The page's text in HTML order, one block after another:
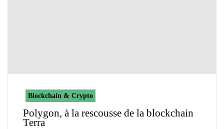
Blockchain & Crypto
Polygon, à la rescousse de la blockchain
Terra